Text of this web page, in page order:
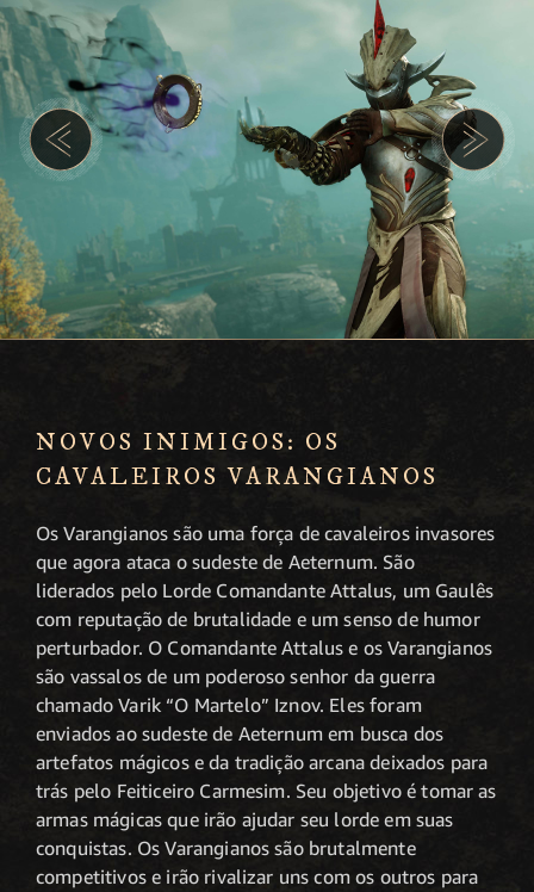
NOVOS INIMIGOS: OS
CAVALEIROS VARANGIANOS
Os Varangianos são uma força de cavaleiros invasores
que agora ataca o sudeste de Aeternum. São
liderados pelo Lorde Comandante Attalus, um Gaulês
com reputação de brutalidade e um senso de humor
perturbador. O Comandante Attalus e os Varangianos
são vassalos de um poderoso senhor da guerra
chamado Varik “O Martelo” Iznov. Eles foram
enviados ao sudeste de Aeternum em busca dos
artefatos mágicos e da tradição arcana deixados para
trás pelo Feiticeiro Carmesim. Seu objetivo é tomar as
armas mágicas que irão ajudar seu lorde em suas
conquistas. Os Varangianos são brutalmente
competitivos e irão rivalizar uns com os outros para